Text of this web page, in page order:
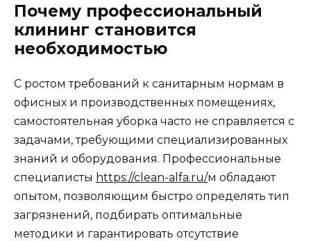
Почему профессиональный
клининг становится
необходимостью
С ростом требований к санитарным нормам в
офисных и производственных помещениях,
самостоятельная уборка часто не справляется с
задачами, требующими специализированных
знаний и оборудования. Профессиональные
специалисты https://clean-alfa.ru/м обладают
опытом, позволяющим быстро определять тип
загрязнений, подбирать оптимальные
методики и гарантировать отсутствие